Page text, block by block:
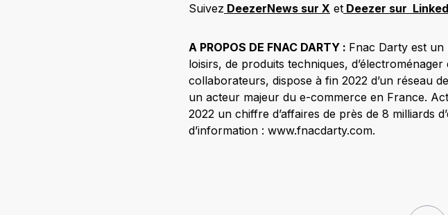
Suivez DeezerNews sur X et Deezer sur
A PROPOS DE FNAC DARTY : Fnac Darty est
loisirs, de produits techniques,
collaborateurs, dispose à fin 2022 d’un réseau
un acteur majeur du e-commerce en France.
2022 un chiffre d’affaires de près de 8 milliards
d’information : www.fnacdarty.com.